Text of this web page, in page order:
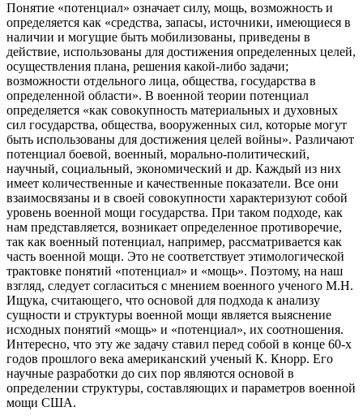
Понятие «потенциал» означает силу, мощь, возможность и
определяется как «средства, запасы, источники, имеющиеся в
наличии и могущие быть мобилизованы, приведены в
действие, использованы для достижения определенных целей,
осуществления плана, решения какой-либо задачи;
возможности отдельного лица, общества, государства в
определенной области». В военной теории потенциал
определяется «как совокупность материальных и духовных
сил государства, общества, вооруженных сил, которые могут
быть использованы для достижения целей войны». Различают
потенциал боевой, военный, морально-политический,
научный, социальный, экономический и др. Каждый из них
имеет количественные и качественные показатели. Все они
взаимосвязаны и в своей совокупности характеризуют собой
уровень военной мощи государства. При таком подходе, как
нам представляется, возникает определенное противоречие,
так как военный потенциал, например, рассматривается как
часть военной мощи. Это не соответствует этимологической
трактовке понятий «потенциал» и «мощь». Поэтому, на наш
взгляд, следует согласиться с мнением военного ученого М.Н.
Ищука, считающего, что основой для подхода к анализу
сущности и структуры военной мощи является выяснение
исходных понятий «мощь» и «потенциал», их соотношения.
Интересно, что эту же задачу ставил перед собой в конце 60-х
годов прошлого века американский ученый К. Кнорр. Его
научные разработки до сих пор являются основой в
определении структуры, составляющих и параметров военной
мощи США.